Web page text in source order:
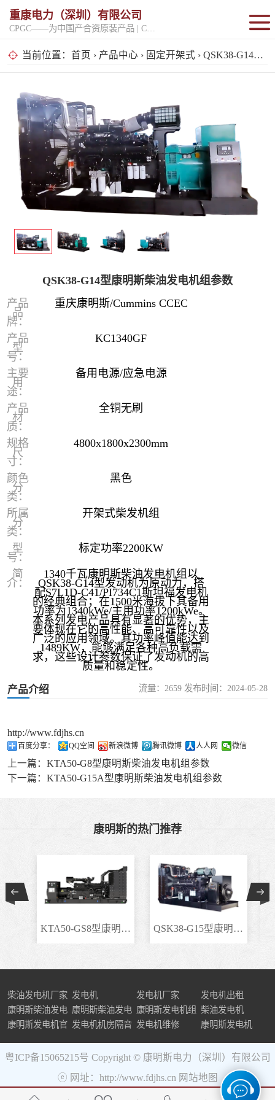
重康电力（深圳）有限公司
当前位置： 首页 › 产品中心 › 固定开架式 › QSK38-G14型康明斯柴油发电机组参数
QSK38-G14型康明斯柴油发电机组参数
产品
品
牌：
重庆康明斯/Cummins CCEC
产品
型
号：
KC1340GF
主要
用
途：
备用电源/应急电源
产品
材
质：
全铜无刷
规格
尺
寸：
4800x1800x2300mm
颜色
分
类：
黑色
所属
分
类：
开架式柴发机组
型
号：
标定功率2200KW
简
介：
1340千瓦康明斯柴油发电机组以
QSK38-G14型发动机为原动力，搭
配S7L1D-C41/PI734C1斯坦福发电机
的经典组合；在1500米海拔下其备用
功率为1340kWe/主用功率1200kWe。
本系列发电产品具有显著的优势，主
要体现在它的高性能、高可靠性以及
广泛的应用领域。其功率峰值能达到
1489KW，能够满足各种高负载需
求，这些设计参数保证了发动机的高
质量和稳定性‌。
产品介绍 流量：2659 发布时间：2024-05-28
http://www.fdjhs.cn
百度分享： QQ空间 新浪微博 腾讯微博 人人网 微信
上一篇： KTA50-G8型康明斯柴油发电机组参数
下一篇： KTA50-G15A型康明斯柴油发电机组参数
康明斯的热门推荐
KTA50-GS8型康明斯柴.. QSK38-G15型康明斯柴..
柴油发电机厂家 发电机 发电机厂家
发电机出租
康明斯柴油发电
机组
康明斯柴油发电
机
康明斯发电机组 柴油发电机
康明斯发电机官 发电机机房隔音 发电机维修 康明斯发电机
粤ICP备15065215号 Copyright © 康明斯电力（深圳）有限公司
ⓔ 网址：http://www.fdjhs.cn 网站地图
固定开架式
移动电站